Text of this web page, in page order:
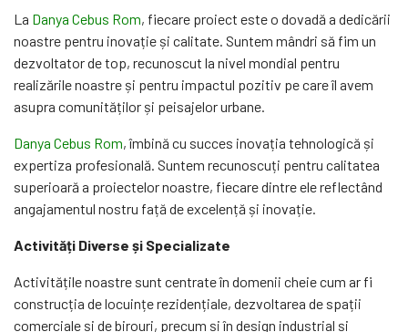
La Danya Cebus Rom, fiecare proiect este o dovadă a dedicării
noastre pentru inovație și calitate. Suntem mândri să fim un
dezvoltator de top, recunoscut la nivel mondial pentru
realizările noastre și pentru impactul pozitiv pe care îl avem
asupra comunităților și peisajelor urbane.
Danya Cebus Rom, îmbină cu succes inovația tehnologică și
expertiza profesională. Suntem recunoscuți pentru calitatea
superioară a proiectelor noastre, fiecare dintre ele reflectând
angajamentul nostru față de excelență și inovație.
Activități Diverse și Specializate
Activitățile noastre sunt centrate în domenii cheie cum ar fi
construcția de locuințe rezidențiale, dezvoltarea de spații
comerciale și de birouri, precum și în design industrial și